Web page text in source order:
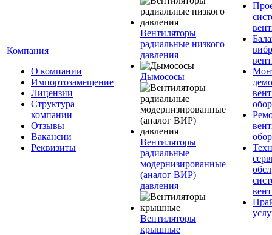
Компания
О компании
Импортозамещение
Лицензии
Структура
компании
Отзывы
Вакансии
Реквизиты
Вентиляторы
радиальные низкого
давления
Дымососы
Вентиляторы
радиальные
модернизированные
(аналог ВИР)
давления
Вентиляторы
крышные